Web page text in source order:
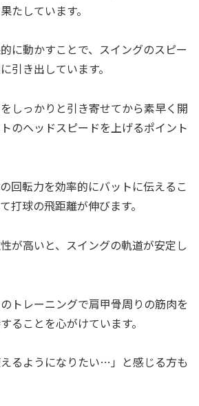
たしています。
に動かすことで、スイングのスピー
引き出しています。
しっかりと引き寄せてから素早く開
のヘッドスピードを上げるポイント
回転力を効率的にバットに伝えるこ
打球の飛距離が伸びます。
が高いと、スイングの軌道が安定し
トレーニングで肩甲骨周りの筋肉を
ることを心がけています。
えるようになりたい…」と感じる方も